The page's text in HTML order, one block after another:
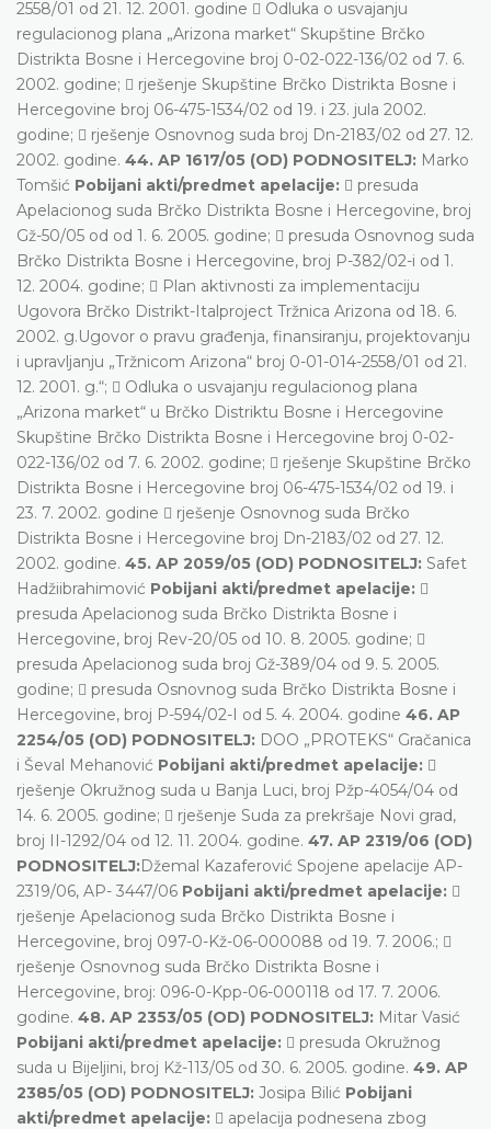
2558/01 od 21. 12. 2001. godine  Odluka o usvajanju
regulacionog plana „Arizona market“ Skupštine Brčko
Distrikta Bosne i Hercegovine broj 0-02-022-136/02 od 7. 6.
2002. godine;  rješenje Skupštine Brčko Distrikta Bosne i
Hercegovine broj 06-475-1534/02 od 19. i 23. jula 2002.
godine;  rješenje Osnovnog suda broj Dn-2183/02 od 27. 12.
2002. godine. 44. AP 1617/05 (OD) PODNOSITELJ: Marko
Tomšić Pobijani akti/predmet apelacije:  presuda
Apelacionog suda Brčko Distrikta Bosne i Hercegovine, broj
Gž-50/05 od od 1. 6. 2005. godine;  presuda Osnovnog suda
Brčko Distrikta Bosne i Hercegovine, broj P-382/02-i od 1.
12. 2004. godine;  Plan aktivnosti za implementaciju
Ugovora Brčko Distrikt-Italproject Tržnica Arizona od 18. 6.
2002. g.Ugovor o pravu građenja, finansiranju, projektovanju
i upravljanju „Tržnicom Arizona“ broj 0-01-014-2558/01 od 21.
12. 2001. g.“;  Odluka o usvajanju regulacionog plana
„Arizona market“ u Brčko Distriktu Bosne i Hercegovine
Skupštine Brčko Distrikta Bosne i Hercegovine broj 0-02-
022-136/02 od 7. 6. 2002. godine;  rješenje Skupštine Brčko
Distrikta Bosne i Hercegovine broj 06-475-1534/02 od 19. i
23. 7. 2002. godine  rješenje Osnovnog suda Brčko
Distrikta Bosne i Hercegovine broj Dn-2183/02 od 27. 12.
2002. godine. 45. AP 2059/05 (OD) PODNOSITELJ: Safet
Hadžiibrahimović Pobijani akti/predmet apelacije: 
presuda Apelacionog suda Brčko Distrikta Bosne i
Hercegovine, broj Rev-20/05 od 10. 8. 2005. godine; 
presuda Apelacionog suda broj Gž-389/04 od 9. 5. 2005.
godine;  presuda Osnovnog suda Brčko Distrikta Bosne i
Hercegovine, broj P-594/02-I od 5. 4. 2004. godine 46. AP
2254/05 (OD) PODNOSITELJ: DOO „PROTEKS“ Gračanica
i Ševal Mehanović Pobijani akti/predmet apelacije: 
rješenje Okružnog suda u Banja Luci, broj Pžp-4054/04 od
14. 6. 2005. godine;  rješenje Suda za prekršaje Novi grad,
broj II-1292/04 od 12. 11. 2004. godine. 47. AP 2319/06 (OD)
PODNOSITELJ:Džemal Kazaferović Spojene apelacije AP-
2319/06, AP- 3447/06 Pobijani akti/predmet apelacije: 
rješenje Apelacionog suda Brčko Distrikta Bosne i
Hercegovine, broj 097-0-Kž-06-000088 od 19. 7. 2006.; 
rješenje Osnovnog suda Brčko Distrikta Bosne i
Hercegovine, broj: 096-0-Kpp-06-000118 od 17. 7. 2006.
godine. 48. AP 2353/05 (OD) PODNOSITELJ: Mitar Vasić
Pobijani akti/predmet apelacije:  presuda Okružnog
suda u Bijeljini, broj Kž-113/05 od 30. 6. 2005. godine. 49. AP
2385/05 (OD) PODNOSITELJ: Josipa Bilić Pobijani
akti/predmet apelacije:  apelacija podnesena zbog